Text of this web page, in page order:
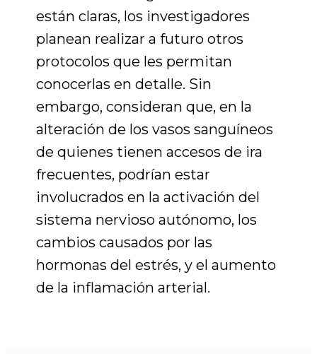
están claras, los investigadores
planean realizar a futuro otros
protocolos que les permitan
conocerlas en detalle. Sin
embargo, consideran que, en la
alteración de los vasos sanguíneos
de quienes tienen accesos de ira
frecuentes, podrían estar
involucrados en la activación del
sistema nervioso autónomo, los
cambios causados por las
hormonas del estrés, y el aumento
de la inflamación arterial.